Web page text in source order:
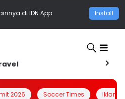
di IDN App Install
2026 Soccer Times Iklanin